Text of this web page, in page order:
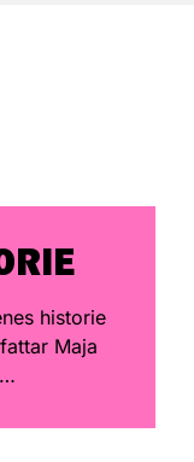
historie
Maja